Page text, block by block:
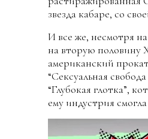
звезда кабаре, со
И все же, несмотря
на вторую половину
американский
“Сексуальная
“Глубокая глотка”,
ему индустрия